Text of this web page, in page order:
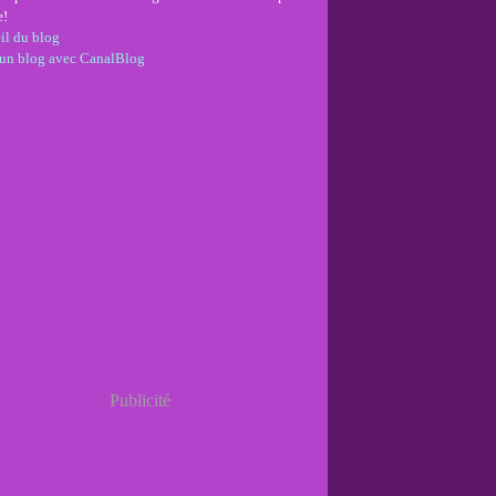
du blog
blog avec CanalBlog
Publicité